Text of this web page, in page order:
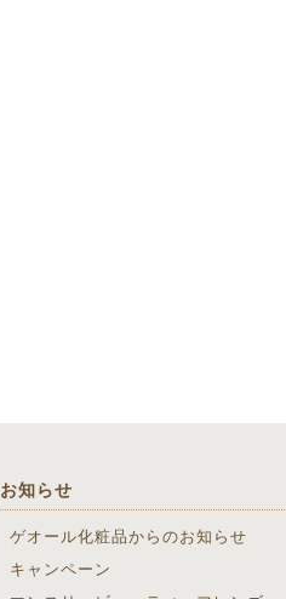
お知らせ
ゲオール化粧品からのお知らせ
キャンペーン